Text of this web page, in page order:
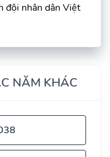
đội nhân dân Việt
NĂM KHÁC